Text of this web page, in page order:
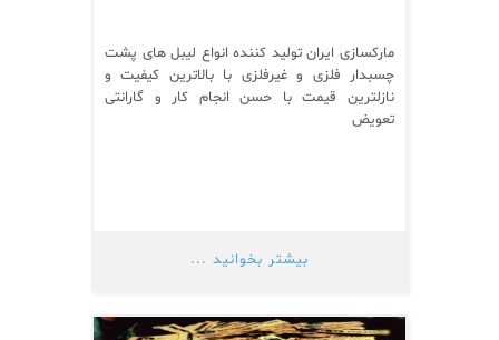
مارکسازی ایران تولید کننده انواع لیبل های پشت
چسبدار فلزی و غیرفلزی با بالاترین کیفیت و
نازلترین قیمت با حسن انجام کار و گارانتی
تعویض
بیشتر بخوانید ...